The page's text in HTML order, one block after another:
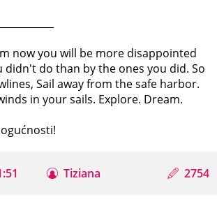
now you will be more disappointed
didn't do than by the ones you did. So
Sail away from the safe harbor.
in your sails. Explore. Dream.
Tiziana 2754